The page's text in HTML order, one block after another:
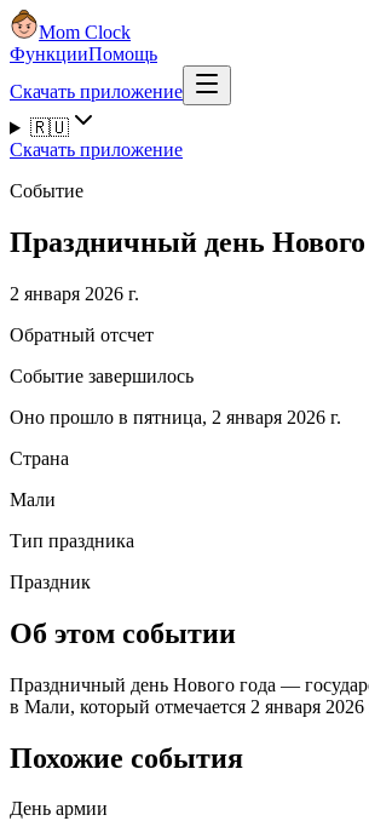
Mom Clock
ФункцииПомощь
Скачать приложение
🇷🇺
Скачать приложение
Событие
Праздничный день Нового
2 января 2026 г.
Обратный отсчет
Событие завершилось
Оно прошло в пятница, 2 января 2026 г.
Страна
Мали
Тип праздника
Праздник
Об этом событии
Праздничный день Нового года —
в Мали, который отмечается 2 января 2026
Похожие события
День армии